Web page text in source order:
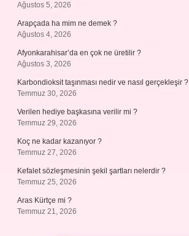
Ağustos 5, 2026
Arapçada ha mim ne demek ?
Ağustos 4, 2026
Afyonkarahisar’da en çok ne üretilir ?
Ağustos 3, 2026
Karbondioksit taşınması nedir ve nasıl gerçekleşir ?
Temmuz 30, 2026
Verilen hediye başkasına verilir mi ?
Temmuz 29, 2026
Koç ne kadar kazanıyor ?
Temmuz 27, 2026
Kefalet sözleşmesinin şekil şartları nelerdir ?
Temmuz 25, 2026
Aras Kürtçe mi ?
Temmuz 21, 2026